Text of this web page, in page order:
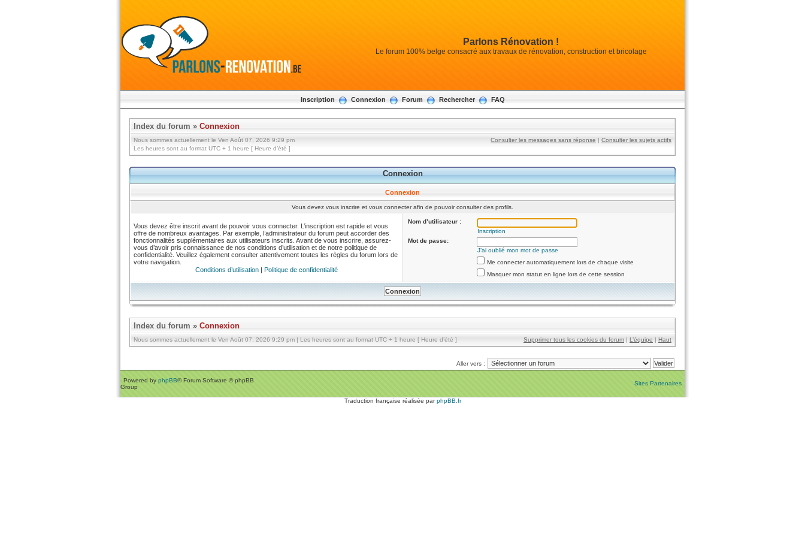
Parlons Rénovation !
Le forum 100% belge consacré aux travaux de rénovation, construction et bricolage
Inscription Connexion Forum Rechercher FAQ
Index du forum » Connexion
Nous sommes actuellement le Ven Août 07, 2026 9:29 pm
Les heures sont au format UTC + 1 heure [ Heure d’été ]
Consulter les messages sans réponse | Consulter les sujets actifs
Connexion
Connexion
Vous devez vous inscrire et vous connecter afin de pouvoir consulter des profils.
Vous devez être inscrit avant de pouvoir vous connecter. L’inscription est rapide et vous
offre de nombreux avantages. Par exemple, l’administrateur du forum peut accorder des
fonctionnalités supplémentaires aux utilisateurs inscrits. Avant de vous inscrire, assurez-
vous d’avoir pris connaissance de nos conditions d’utilisation et de notre politique de
confidentialité. Veuillez également consulter attentivement toutes les règles du forum lors de
votre navigation.
Conditions d’utilisation| Politique de confidentialité
Nom d’utilisateur :
Inscription
Mot de passe:
J’ai oublié mon mot de passe
Me connecter automatiquement lors de chaque visite
Masquer mon statut en ligne lors de cette session
Index du forum » Connexion
Nous sommes actuellement le Ven Août 07, 2026 9:29 pm | Les heures sont au format UTC + 1 heure [ Heure d’été ] Supprimer tous les cookies du forum | L’équipe | Haut
Aller vers :
Powered by phpBB® Forum Software © phpBB
Group
Sites Partenaires
Traduction française réalisée parphpBB.fr